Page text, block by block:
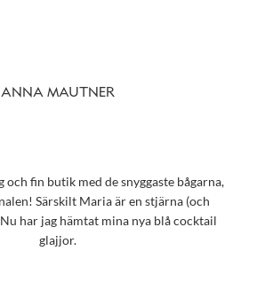
ANNA MAUTNER
fin butik med de snyggaste bågarna,
Särskilt Maria är en stjärna (och
har jag hämtat mina nya blå cocktail
glajjor.